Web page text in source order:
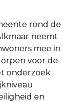
rond de
neemt
mee in
voor de
onderzoek
en